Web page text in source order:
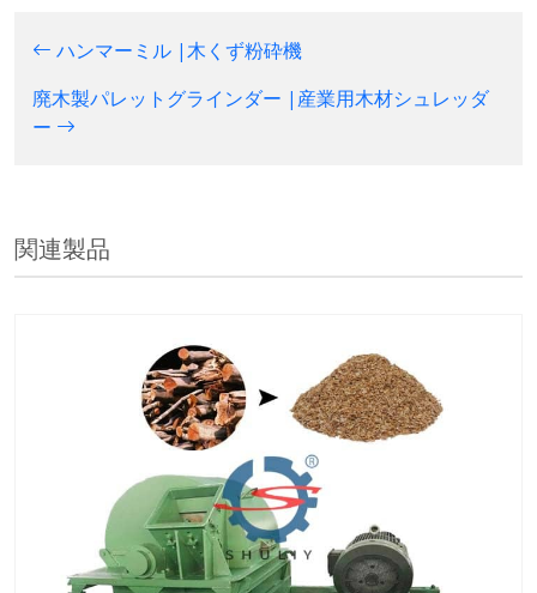
ハンマーミル |木くず粉砕機
廃木製パレットグラインダー |産業用木材シュレッダ
ー
関連製品